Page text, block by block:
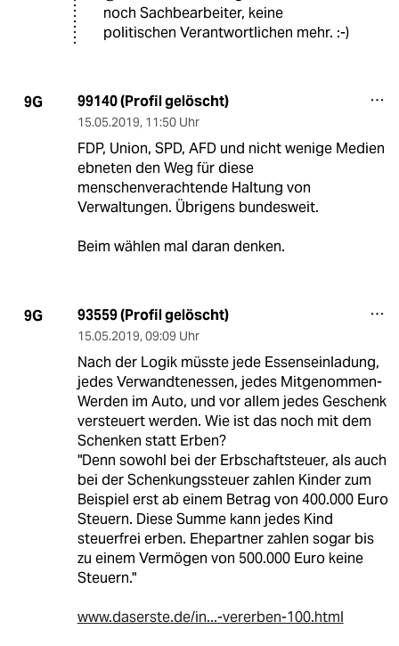
noch Sachbearbeiter, keine
politischen Verantwortlichen mehr. :-)
9G 99140 (Profil gelöscht)
15.05.2019, 11:50 Uhr
FDP, Union, SPD, AFD und nicht wenige Medien
ebneten den Weg für diese
menschenverachtende Haltung von
Verwaltungen. Übrigens bundesweit.
Beim wählen mal daran denken.
9G 93559 (Profil gelöscht)
15.05.2019, 09:09 Uhr
Nach der Logik müsste jede Essenseinladung,
jedes Verwandtenessen, jedes Mitgenommen-
Werden im Auto, und vor allem jedes Geschenk
versteuert werden. Wie ist das noch mit dem
Schenken statt Erben?
"Denn sowohl bei der Erbschaftsteuer, als auch
bei der Schenkungssteuer zahlen Kinder zum
Beispiel erst ab einem Betrag von 400.000 Euro
Steuern. Diese Summe kann jedes Kind
steuerfrei erben. Ehepartner zahlen sogar bis
zu einem Vermögen von 500.000 Euro keine
Steuern."
www.daserste.de/in...-vererben-100.html